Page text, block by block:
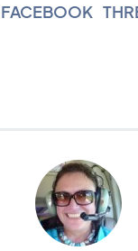
FACEBOOK